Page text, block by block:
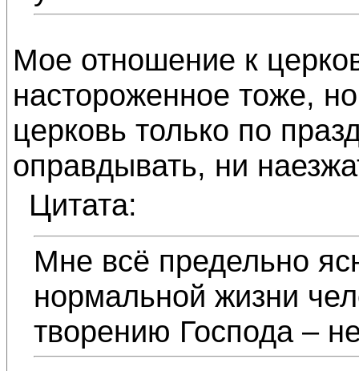
Мое отношение к
настороженное тоже,
церковь только по
оправдывать, ни
Цитата:
Мне всё предельно
нормальной жизни
творению Господа –